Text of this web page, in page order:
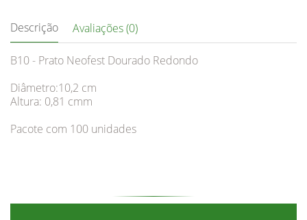
Descrição Avaliações (0)
B10 - Prato Neofest Dourado Redondo
Diâmetro:10,2 cm
Altura: 0,81 cmm
Pacote com 100 unidades